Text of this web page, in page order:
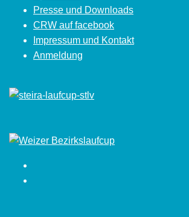
Presse und Downloads
CRW auf facebook
Impressum und Kontakt
Anmeldung